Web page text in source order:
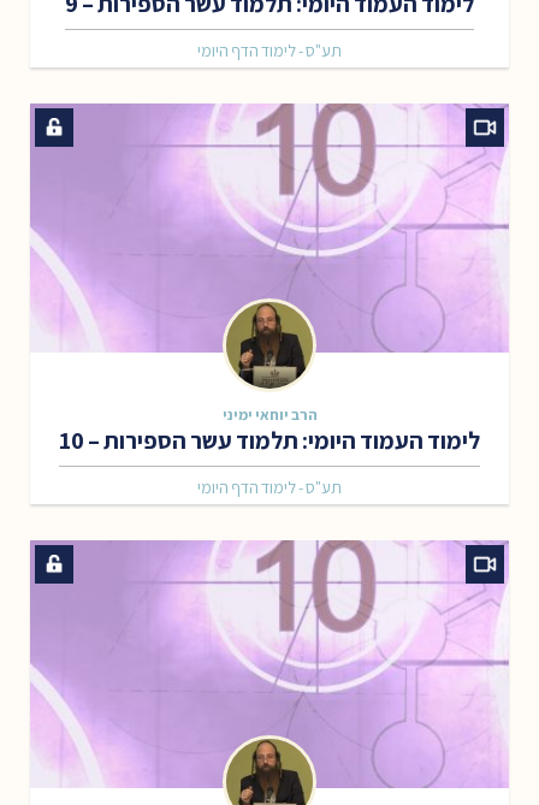
תע"ס - לימוד הדף היומי
הרב יוחאי ימיני
לימוד העמוד היומי: תלמוד עשר הספירות – 10
תע"ס - לימוד הדף היומי